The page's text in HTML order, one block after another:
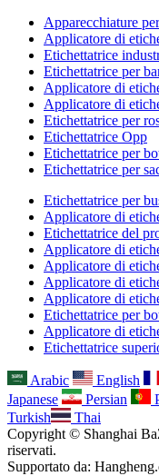
Apparecchiature
Applicatore di
Etichettatrice
Etichettatrice per
Applicatore di
Applicatore di
Etichettatrice per
Etichettatrice Opp
Etichettatrice per
Etichettatrice per
Etichettatrice per
Applicatore di
Etichettatrice del
Applicatore di
Applicatore di
Applicatore di
Applicatore di
Etichettatrice per
Applicatore di
Etichettatrice
Arabic English
Japanese
Persian
Turkish
Thai
Copyright © Shanghai
riservati.
Supportato da: